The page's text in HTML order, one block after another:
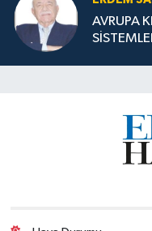
AVRUPA